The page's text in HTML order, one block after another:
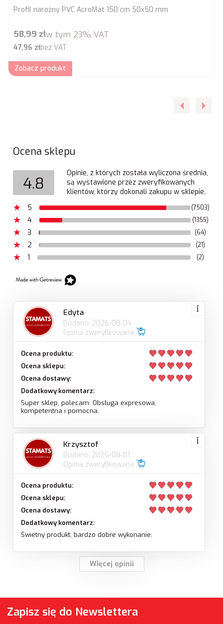
Profil narożny PVC AcroMat 150 cm 50x50 mm
Cena brutto
58,99 złw tym 23% VAT
Cena netto
47,96 złbez VAT
Zobacz produkt
Ocena sklepu
4.8
Opinie, z których została wyliczona średnia,
są wystawione przez zweryfikowanych
klientów, którzy dokonali zakupu w sklepie.
5
(7503)
4 (1355)
3 (64)
2 (21)
1 (2)
Edyta
Dodano: 2026-08-04
Opinia zweryfikowana
Ocena produktu:
Ocena sklepu:
Ocena dostawy:
Dodatkowy komentarz:
Super sklep, polecam. Obsługa expresowa,
kompetentna i pomocna.
Krzysztof
Dodano: 2026-08-01
Opinia zweryfikowana
Ocena produktu:
Ocena sklepu:
Ocena dostawy:
Dodatkowy komentarz:
Świetny produkt, bardzo dobre wykonanie.
Więcej opinii
Zapisz się do Newslettera